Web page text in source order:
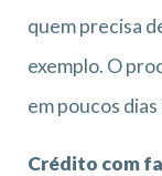
quem precisa
exemplo. O
em poucos
Crédito com